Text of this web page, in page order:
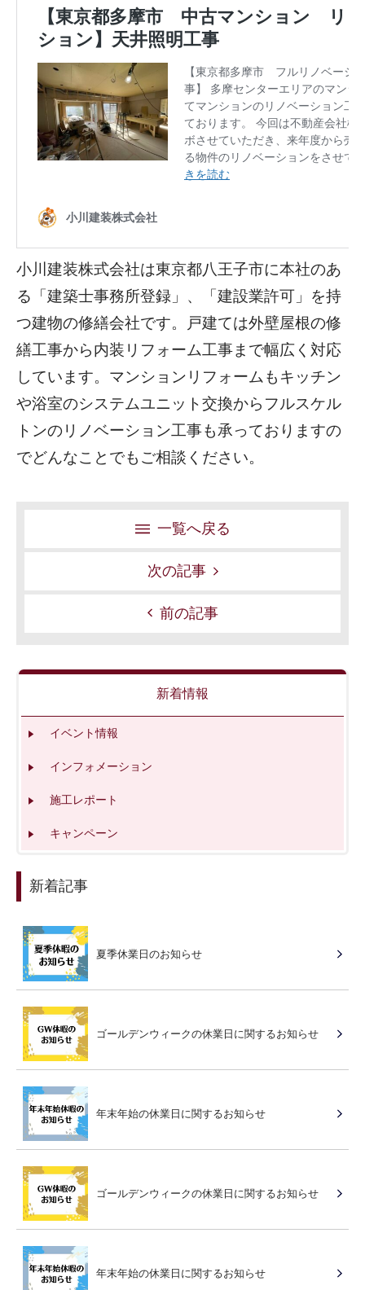
小川建装株式会社は東京都八王子市に本社のあ
る「建築士事務所登録」、「建設業許可」を持
つ建物の修繕会社です。戸建ては外壁屋根の修
繕工事から内装リフォーム工事まで幅広く対応
しています。マンションリフォームもキッチン
や浴室のシステムユニット交換からフルスケル
トンのリノベーション工事も承っておりますの
でどんなことでもご相談ください。
一覧へ戻る
次の記事
前の記事
新着情報
イベント情報
インフォメーション
施工レポート
キャンペーン
新着記事
夏季休業日のお知らせ
ゴールデンウィークの休業日に関するお知らせ
年末年始の休業日に関するお知らせ
ゴールデンウィークの休業日に関するお知らせ
年末年始の休業日に関するお知らせ